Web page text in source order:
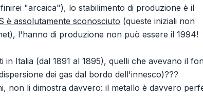
"arcaica"), lo stabilimento di produzione è il
è assolutamente sconosciuto (queste iniziali non
l'hanno di produzione non può essere il 1994!
Italia (dal 1891 al 1895), quelli che avevano il
dei gas dal bordo dell'innesco)???
non li dimostra davvero: il metallo è davvero